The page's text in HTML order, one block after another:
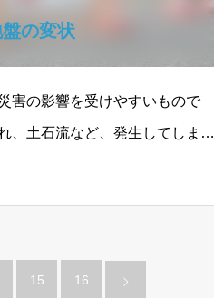
の変状
害の影響を受けやすいもので
、土石流など、発生してしまえ
。地表面…
15 16